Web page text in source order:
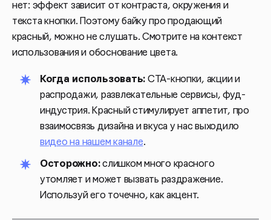
нет: эффект зависит от контраста, окружения и
текста кнопки. Поэтому байку про продающий
красный, можно не слушать. Смотрите на контекст
использования и обоснование цвета.
Когда использовать: CTA-кнопки, акции и
распродажи, развлекательные сервисы, фуд-
индустрия. Красный стимулирует аппетит, про
взаимосвязь дизайна и вкуса у нас выходило
видео на нашем канале.
Осторожно:слишком много красного
утомляет и может вызвать раздражение.
Используй его точечно, как акцент.